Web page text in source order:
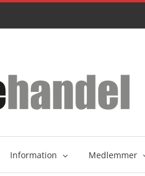
Information Medlemmer